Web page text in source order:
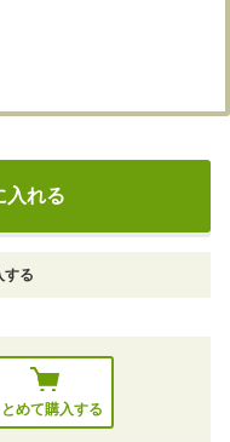
入れる
する
とめて購入する